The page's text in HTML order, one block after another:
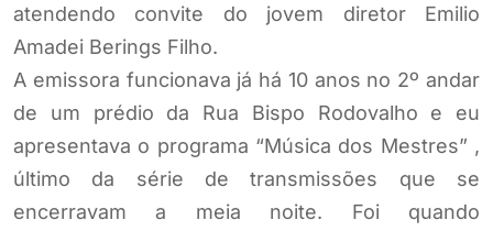
atendendo convite do jovem diretor Emilio
Amadei Berings Filho.
A emissora funcionava já há 10 anos no 2º andar
de um prédio da Rua Bispo Rodovalho e eu
apresentava o programa “Música dos Mestres” ,
último da série de transmissões que se
encerravam a meia noite. Foi quando